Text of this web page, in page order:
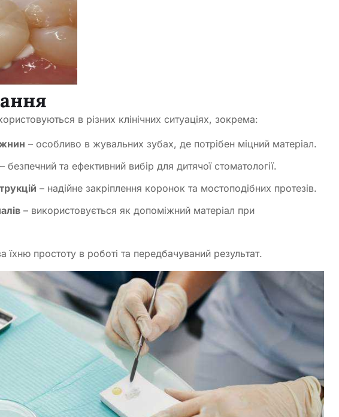
в різних клінічних ситуаціях, зокрема:
– особливо в жувальних зубах, де потрібен міцний матеріал.
– безпечний та ефективний вибір для дитячої стоматології.
– надійне закріплення коронок та мостоподібних протезів.
– використовується як допоміжний матеріал при
їхню простоту в роботі та передбачуваний результат.